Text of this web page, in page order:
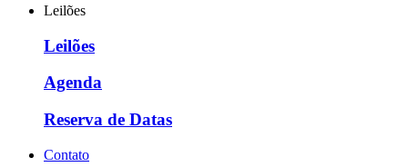
Leilões
Leilões
Agenda
Reserva de Datas
Contato